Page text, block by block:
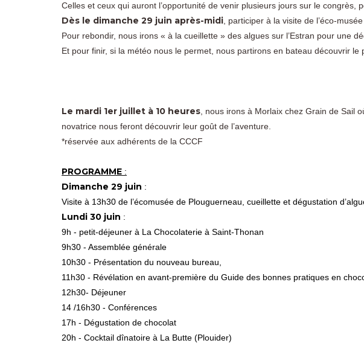
Celles et ceux qui auront l’opportunité de venir plusieurs jours sur le congrès,
Dès le dimanche 29 juin après-midi , participer à la visite de l’éco-
Pour rebondir, nous irons « à la cueillette » des algues sur l’Estran pour une
Et pour finir, si la météo nous le permet, nous partirons en bateau découvrir
Le mardi 1er juillet à 10 heures , nous irons à Morlaix chez Grain de
novatrice nous feront découvrir leur goût de l’aventure.
*réservée aux adhérents de la CCCF
PROGRAMME :
Dimanche 29 juin :
Visite à 13h30 de l’écomusée de Plouguerneau, cueillette et dégustation
Lundi 30 juin :
9h - petit-déjeuner à La Chocolaterie à Saint-Thonan
9h30 - Assemblée générale
10h30 - Présentation du nouveau bureau,
11h30 - Révélation en avant-première du Guide des bonnes pratiques en
12h30- Déjeuner
14 /16h30 - Conférences
17h - Dégustation de chocolat
20h - Cocktail dînatoire à La Butte (Plouider)